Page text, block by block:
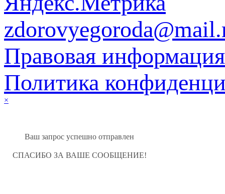
Правовая информация
Политика
×
Ваш запрос успешно отправлен
СПАСИБО ЗА ВАШЕ СООБЩЕНИЕ!